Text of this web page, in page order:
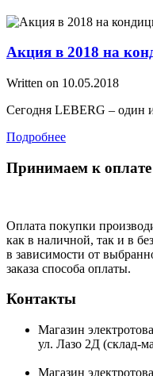
Акция в 2018 на
Written on 10.05.2018
Сегодня LEBERG – один
Подробнее
Принимаем к оплате
Оплата покупки
как в наличной, так и в
в зависимости от
заказа способа оплаты.
Контакты
Магазин
ул. Лазо 2Д (склад-
Магазин